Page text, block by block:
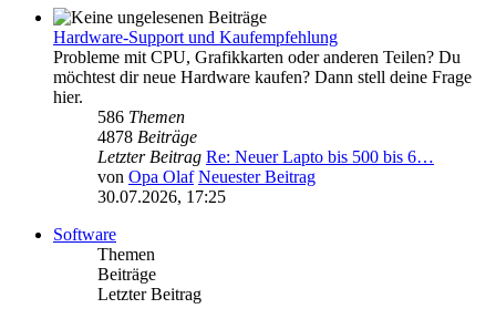
Hardware-Support und Kaufempfehlung
Probleme mit CPU, Grafikkarten oder anderen Teilen? Du
möchtest dir neue Hardware kaufen? Dann stell deine Frage
hier.
586 Themen
4878 Beiträge
Letzter Beitrag Re: Neuer Lapto bis 500 bis 6…
von Opa Olaf Neuester Beitrag
30.07.2026, 17:25
Software
Themen
Beiträge
Letzter Beitrag